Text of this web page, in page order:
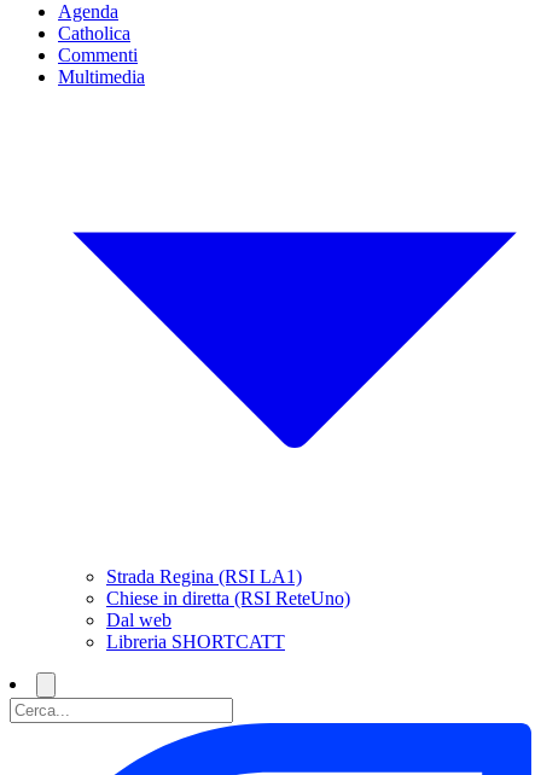
Agenda
Catholica
Commenti
Multimedia
Strada Regina (RSI LA1)
Chiese in diretta (RSI ReteUno)
Dal web
Libreria SHORTCATT